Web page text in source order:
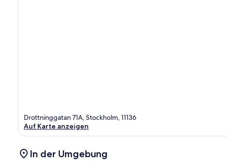
Drottninggatan 71A, Stockholm, 11136
Auf Karte anzeigen
In der Umgebung